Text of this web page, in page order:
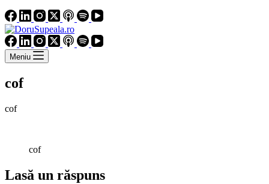
Meniu
cof
cof
cof
Lasă un răspuns